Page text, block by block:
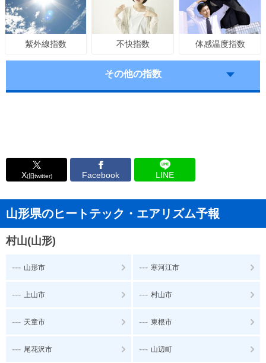
紫外線指数 不快指数 体感温度指数
その他の指数
X(旧twitter) Facebook LINE
山形県のヒートテック・エアリズム予報
村山(山形)
--- 山形市 --- 寒河江市
--- 上山市 --- 村山市
--- 天童市 --- 東根市
--- 尾花沢市 --- 山辺町